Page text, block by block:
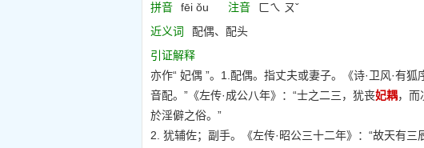
拼音
fēi ǒu 注音
ㄈㄟ ㄡˇ
近义词
配偶、配头
引证解释
亦作“ 妃偶 ”。1.配偶。指丈夫或妻子。《诗·卫风·有
音配。”《左传·成公八年》：“士之二三，犹丧妃耦，而
於淫僻之俗。”
2. 犹辅佐；副手。《左传·昭公三十二年》：“故天有